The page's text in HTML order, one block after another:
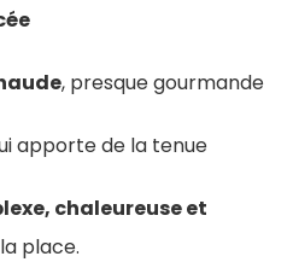
, presque gourmande
apporte de la tenue
chaleureuse et
place.